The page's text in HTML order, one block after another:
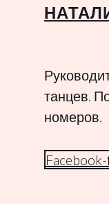
танцев.
номеров.